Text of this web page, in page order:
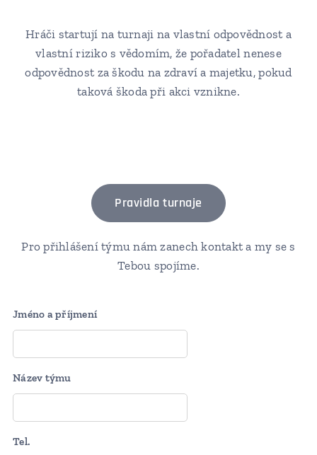
Hráči startují na turnaji na vlastní odpovědnost a
vlastní riziko s vědomím, že pořadatel nenese
odpovědnost za škodu na zdraví a majetku, pokud
taková škoda při akci vznikne.
Pravidla turnaje
Pro přihlášení týmu nám zanech kontakt a my se s
Tebou spojíme.
Jméno a příjmení
Název týmu
Tel.